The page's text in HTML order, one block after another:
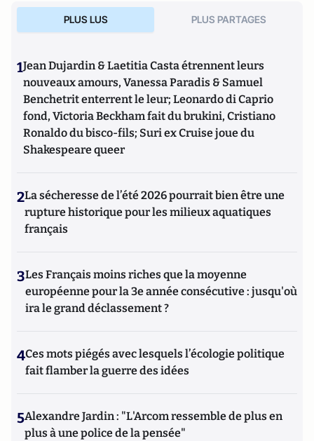
publiés par Harper Collins.
PLUS LUS PLUS PARTAGES
1Jean Dujardin & Laetitia Casta étrennent leurs
nouveaux amours, Vanessa Paradis & Samuel
Benchetrit enterrent le leur; Leonardo di Caprio
fond, Victoria Beckham fait du brukini, Cristiano
Ronaldo du bisco-fils; Suri ex Cruise joue du
Shakespeare queer
2La sécheresse de l’été 2026 pourrait bien être une
rupture historique pour les milieux aquatiques
français
3Les Français moins riches que la moyenne
européenne pour la 3e année consécutive : jusqu'où
ira le grand déclassement ?
4Ces mots piégés avec lesquels l’écologie politique
fait flamber la guerre des idées
5Alexandre Jardin : "L'Arcom ressemble de plus en
plus à une police de la pensée"